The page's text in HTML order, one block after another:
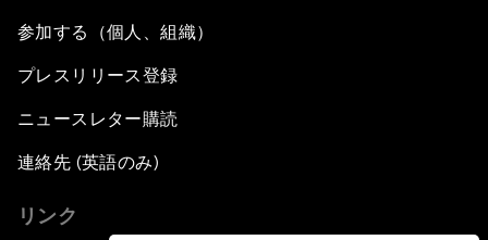
参加する（個人、組織）
プレスリリース登録
ニュースレター購読
連絡先 (英語のみ)
リンク